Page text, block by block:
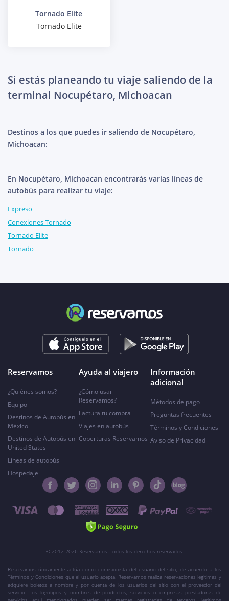
Tornado Elite
Tornado Elite
Si estás planeando tu viaje saliendo de la
terminal Nocupétaro, Michoacan
Destinos a los que puedes ir saliendo de Nocupétaro,
Michoacan:
En Nocupétaro, Michoacan encontrarás varias líneas de
autobús para realizar tu viaje:
Expreso
Conexiones Tornado
Tornado Elite
Tornado
Reservamos
¿Quiénes somos?
Equipo
Destinos de Autobús en
México
Destinos de Autobús en
United States
Líneas de autobús
Hospedaje
Ayuda al viajero
¿Cómo usar
Reservamos?
Factura tu compra
Viajes en autobús
Coberturas Reservamos
Información
adicional
Métodos de pago
Preguntas frecuentes
Términos y Condiciones
Aviso de Privacidad
© 2012-2026 Reservamos. Todos los derechos reservados.
Reservamos únicamente actúa como comisionista del usuario del sitio, de acuerdo a los
Términos y Condiciones que el usuario acepta. Reservamos realiza reservaciones legítimas y
adquiere boletos a nombre y por cuenta de los usuarios del sitio con el proveedor del
servicio. Los logotipos y nombres de productos, servicios o empresas prestadoras de